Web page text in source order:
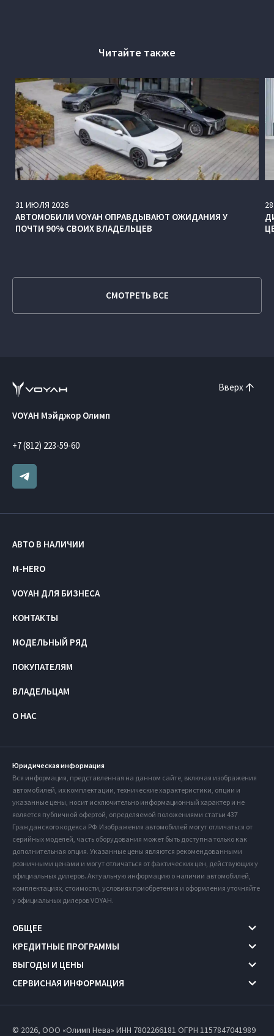
Читайте также
31 ИЮЛЯ 2026
АВТОМОБИЛИ VOYAH ОПРАВДЫВАЮТ ОЖИДАНИЯ У
ПОЧТИ 90% СВОИХ ВЛАДЕЛЬЦЕВ
28
СМОТРЕТЬ ВСЕ
Вверх
VOYAH Мэйджор Олимп
+7 (812) 223-59-60
АВТО В НАЛИЧИИ
M-HERO
VOYAH ДЛЯ БИЗНЕСА
КОНТАКТЫ
МОДЕЛЬНЫЙ РЯД
ПОКУПАТЕЛЯМ
ВЛАДЕЛЬЦАМ
О НАС
Юридическая информация
Вся информация, представленная на данном сайте, включая изображения
автомобилей, их комплектации, технические характеристики, опции и
указанные цены, носит исключительно информационный характер и не
является публичной офертой, определяемой положениями статьи 437
Гражданского кодекса РФ. Изображения автомобилей могут отличаться от
серийных моделей, часть оборудования может быть доступна только как
дополнительная опция. Указанные цены являются рекомендованными
розничными ценами и могут отличаться от фактических цен, действующих у
официальных дилеров. Актуальную информацию о наличии автомобилей,
комплектациях, стоимости, условиях приобретения и оформления уточняйте
у официальных дилеров VOYAH.
ОБЩЕЕ
КРЕДИТНЫЕ ПРОГРАММЫ
ВЫГОДЫ И ЦЕНЫ
СЕРВИСНАЯ ИНФОРМАЦИЯ
© 2026, ООО «Олимп Нева» ИНН 7802266181 ОГРН 1157847041989